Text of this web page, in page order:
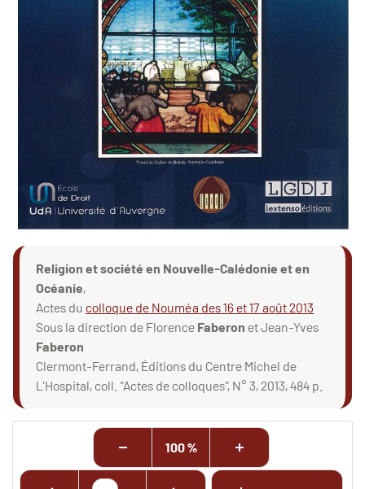
Religion et société en Nouvelle-Calédonie et en
Océanie,
Actes du colloque de Nouméa des 16 et 17 août 2013
Sous la direction de Florence Faberon et Jean-Yves
Faberon
Clermont-Ferrand, Éditions du Centre Michel de
L'Hospital, coll. "Actes de colloques", N° 3, 2013, 484 p.
100 %